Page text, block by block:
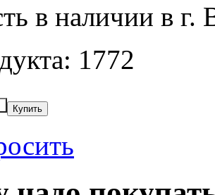
в наличии в г.
1772